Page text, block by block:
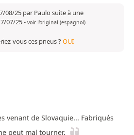
08/25 par Paulo suite à une
07/25- voir l'original (espagnol)
vous ces pneus ?OUI
venant de Slovaquie... Fabriqués
peut mal tourner.